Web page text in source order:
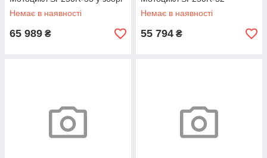
Немає в наявності
65 989 ₴
Немає в наявності
55 794 ₴